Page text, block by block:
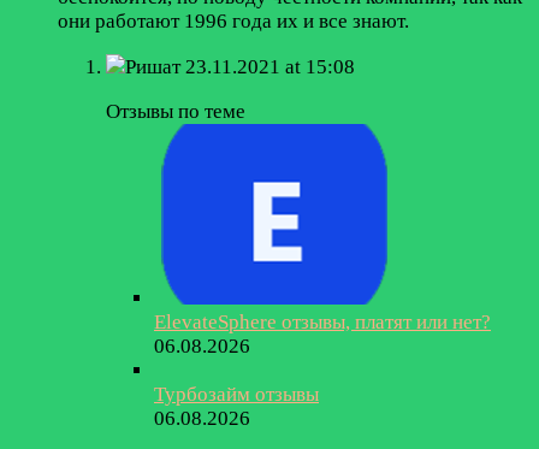
они работают 1996 года их и все знают.
Ришат 23.11.2021 at 15:08
Отзывы по теме
ElevateSphere отзывы, платят или нет?
06.08.2026
Турбозайм отзывы
06.08.2026